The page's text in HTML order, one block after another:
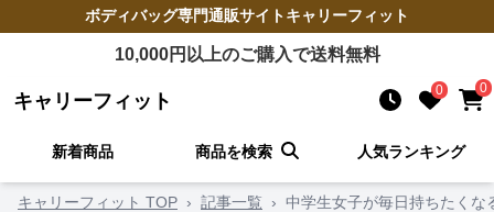
ボディバッグ専門通販サイトキャリーフィット
10,000円以上のご購入で送料無料
キャリーフィット 0 0
新着商品 商品を検索 人気ランキング
キャリーフィット TOP › 記事一覧 › 中学生女子が毎日持ちたくな